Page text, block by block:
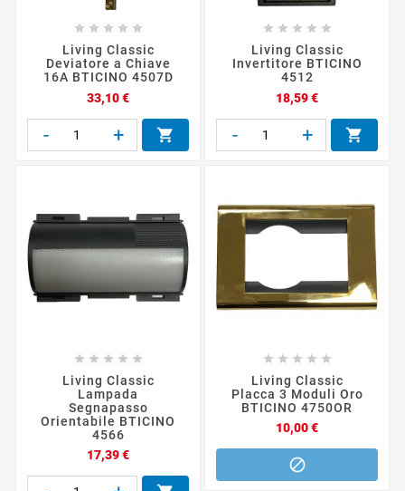
    
Living Classic
Deviatore a Chiave
16A BTICINO 4507D
33,10 €Prezzo
- + 
    
Living Classic
Invertitore BTICINO
4512
18,59 €Prezzo
- + 
    
Living Classic
Lampada
Segnapasso
Orientabile BTICINO
4566
17,39 €Prezzo
    
Living Classic
Placca 3 Moduli Oro
BTICINO 4750OR
10,00 €Prezzo
